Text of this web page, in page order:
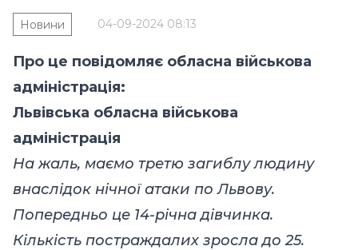
04-09-2024 08:13
Новини
Про це повідомляє обласна військова
адміністрація:
Львівська обласна військова
адміністрація
На жаль, маємо третю загиблу людину
внаслідок нічної атаки по Львову.
Попередньо це 14-річна дівчинка.
Кількість постраждалих зросла до 25.